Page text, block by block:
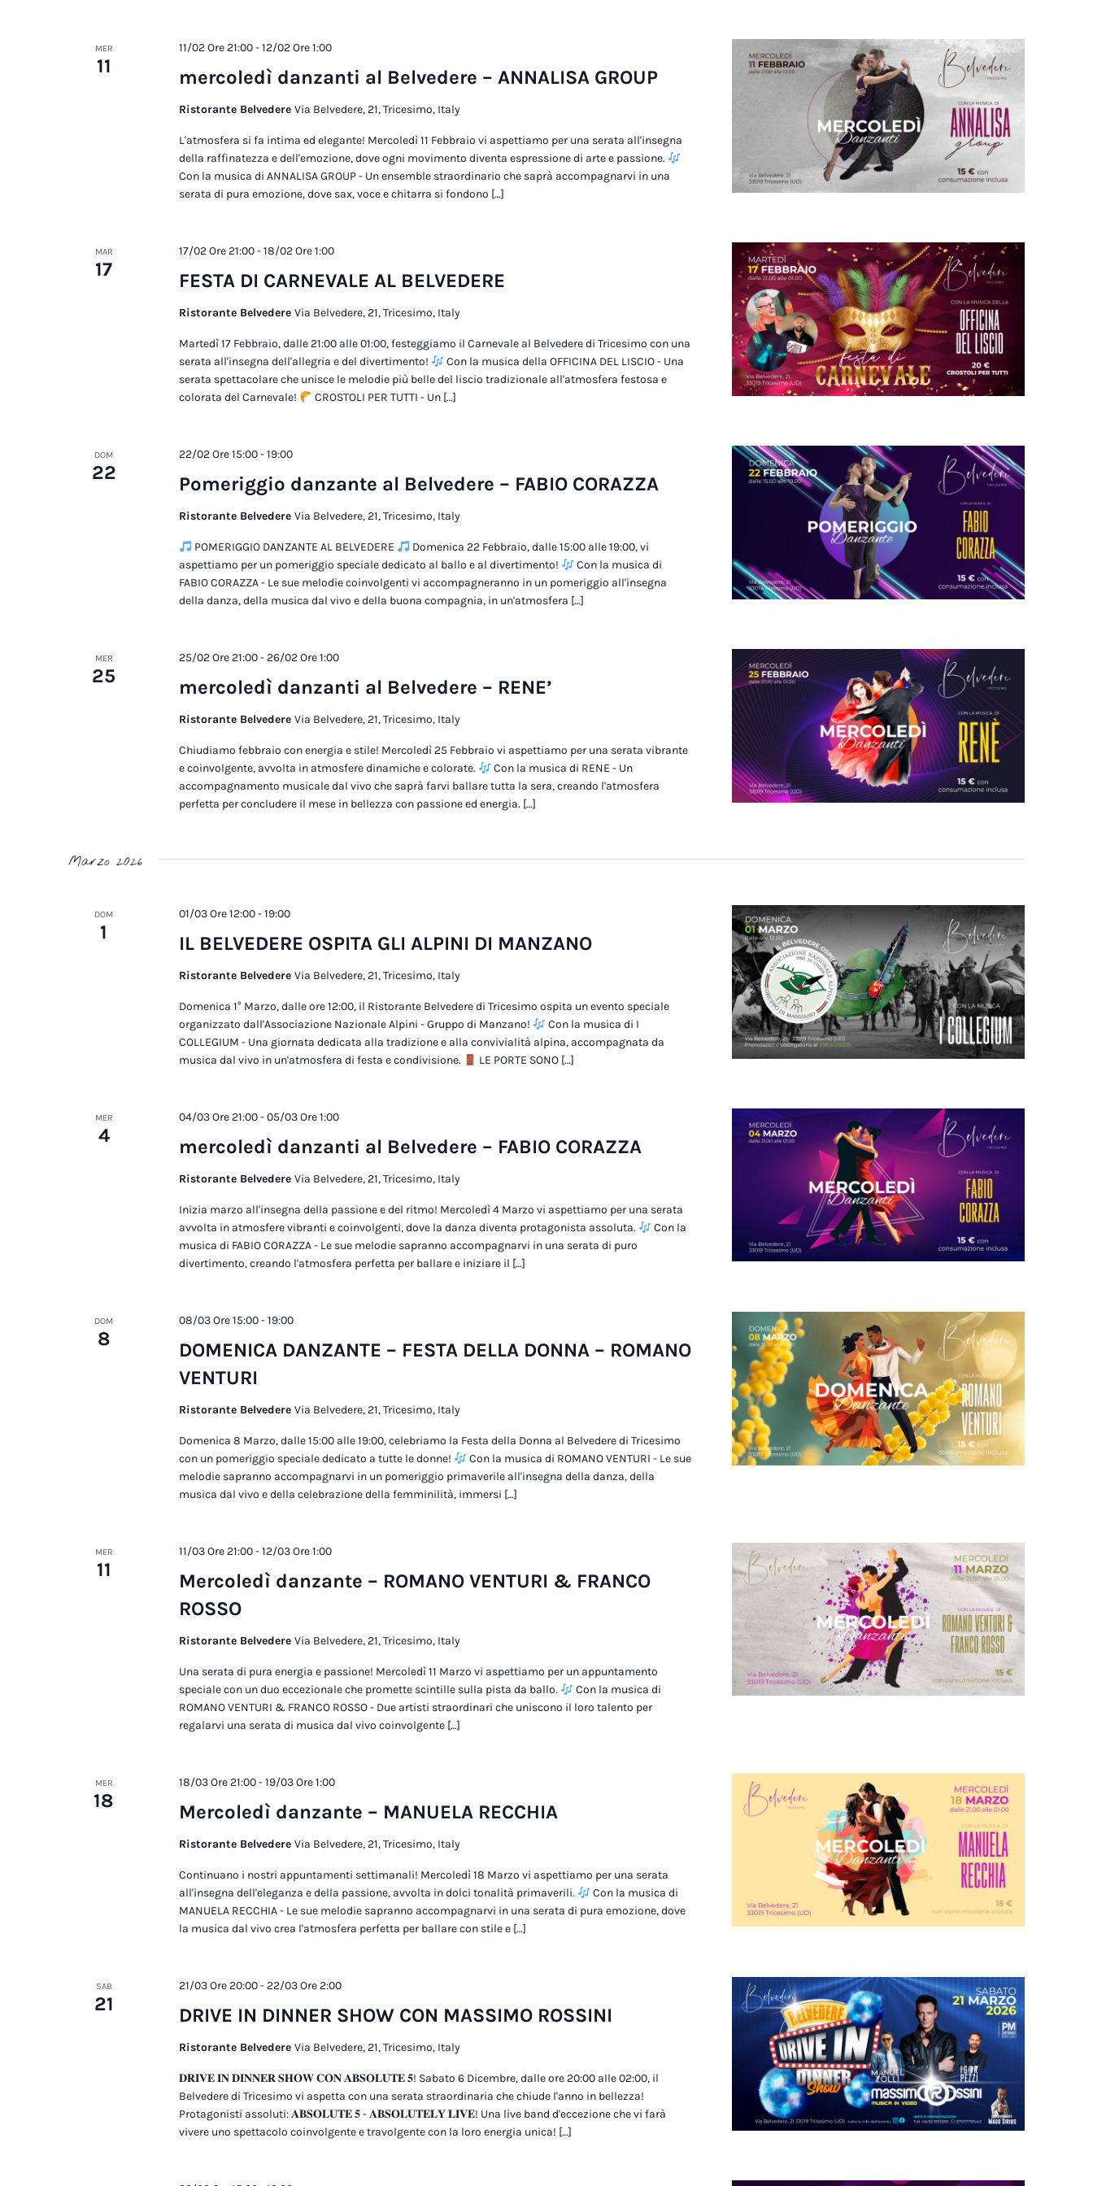
MER
11 mercoledì danzanti al Belvedere – ANNALISA GROUP
11/02 Ore 21:00-12/02 Ore 1:00
Ristorante Belvedere Via Belvedere, 21, Tricesimo, Italy
L'atmosfera si fa intima ed elegante! Mercoledì 11 Febbraio vi aspettiamo per una serata all'insegna
della raffinatezza e dell'emozione, dove ogni movimento diventa espressione di arte e passione.
Con la musica di ANNALISA GROUP - Un ensemble straordinario che saprà accompagnarvi in una
serata di pura emozione, dove sax, voce e chitarra si fondono […]
MAR
17 FESTA DI CARNEVALE AL BELVEDERE
17/02 Ore 21:00-18/02 Ore 1:00
Ristorante Belvedere Via Belvedere, 21, Tricesimo, Italy
Martedì 17 Febbraio, dalle 21:00 alle 01:00, festeggiamo il Carnevale al Belvedere di Tricesimo con una
serata all'insegna dell'allegria e del divertimento!
Con la musica della OFFICINA DEL LISCIO - Una
serata spettacolare che unisce le melodie più belle del liscio tradizionale all'atmosfera festosa e
colorata del Carnevale!
CROSTOLI PER TUTTI - Un […]
DOM
22 Pomeriggio danzante al Belvedere – FABIO CORAZZA
22/02 Ore 15:00-19:00
Ristorante Belvedere Via Belvedere, 21, Tricesimo, Italy
POMERIGGIO DANZANTE AL BELVEDERE
Domenica 22 Febbraio, dalle 15:00 alle 19:00, vi
aspettiamo per un pomeriggio speciale dedicato al ballo e al divertimento!
Con la musica di
FABIO CORAZZA - Le sue melodie coinvolgenti vi accompagneranno in un pomeriggio all'insegna
della danza, della musica dal vivo e della buona compagnia, in un'atmosfera […]
MER
25 mercoledì danzanti al Belvedere – RENE’
25/02 Ore 21:00-26/02 Ore 1:00
Ristorante Belvedere Via Belvedere, 21, Tricesimo, Italy
Chiudiamo febbraio con energia e stile! Mercoledì 25 Febbraio vi aspettiamo per una serata vibrante
e coinvolgente, avvolta in atmosfere dinamiche e colorate.
Con la musica di RENE - Un
accompagnamento musicale dal vivo che saprà farvi ballare tutta la sera, creando l'atmosfera
perfetta per concludere il mese in bellezza con passione ed energia. […]
Marzo 2026
DOM
1 IL BELVEDERE OSPITA GLI ALPINI DI MANZANO
01/03 Ore 12:00-19:00
Ristorante Belvedere Via Belvedere, 21, Tricesimo, Italy
Domenica 1° Marzo, dalle ore 12:00, il Ristorante Belvedere di Tricesimo ospita un evento speciale
organizzato dall'Associazione Nazionale Alpini - Gruppo di Manzano!
Con la musica di I
COLLEGIUM - Una giornata dedicata alla tradizione e alla convivialità alpina, accompagnata da
musica dal vivo in un'atmosfera di festa e condivisione.
LE PORTE SONO […]
MER
4 mercoledì danzanti al Belvedere – FABIO CORAZZA
04/03 Ore 21:00-05/03 Ore 1:00
Ristorante Belvedere Via Belvedere, 21, Tricesimo, Italy
Inizia marzo all'insegna della passione e del ritmo! Mercoledì 4 Marzo vi aspettiamo per una serata
avvolta in atmosfere vibranti e coinvolgenti, dove la danza diventa protagonista assoluta.
Con la
musica di FABIO CORAZZA - Le sue melodie sapranno accompagnarvi in una serata di puro
divertimento, creando l'atmosfera perfetta per ballare e iniziare il […]
DOM
8
DOMENICA DANZANTE – FESTA DELLA DONNA – ROMANO
VENTURI
08/03 Ore 15:00-19:00
Ristorante Belvedere Via Belvedere, 21, Tricesimo, Italy
Domenica 8 Marzo, dalle 15:00 alle 19:00, celebriamo la Festa della Donna al Belvedere di Tricesimo
con un pomeriggio speciale dedicato a tutte le donne!
Con la musica di ROMANO VENTURI - Le sue
melodie sapranno accompagnarvi in un pomeriggio primaverile all'insegna della danza, della
musica dal vivo e della celebrazione della femminilità, immersi […]
MER
11
Mercoledì danzante – ROMANO VENTURI & FRANCO
ROSSO
11/03 Ore 21:00-12/03 Ore 1:00
Ristorante Belvedere Via Belvedere, 21, Tricesimo, Italy
Una serata di pura energia e passione! Mercoledì 11 Marzo vi aspettiamo per un appuntamento
speciale con un duo eccezionale che promette scintille sulla pista da ballo.
Con la musica di
ROMANO VENTURI & FRANCO ROSSO - Due artisti straordinari che uniscono il loro talento per
regalarvi una serata di musica dal vivo coinvolgente […]
MER
18 Mercoledì danzante – MANUELA RECCHIA
18/03 Ore 21:00-19/03 Ore 1:00
Ristorante Belvedere Via Belvedere, 21, Tricesimo, Italy
Continuano i nostri appuntamenti settimanali! Mercoledì 18 Marzo vi aspettiamo per una serata
all'insegna dell'eleganza e della passione, avvolta in dolci tonalità primaverili.
Con la musica di
MANUELA RECCHIA - Le sue melodie sapranno accompagnarvi in una serata di pura emozione, dove
la musica dal vivo crea l'atmosfera perfetta per ballare con stile e […]
SAB
21 DRIVE IN DINNER SHOW CON MASSIMO ROSSINI
21/03 Ore 20:00-22/03 Ore 2:00
Ristorante Belvedere Via Belvedere, 21, Tricesimo, Italy
𝐃𝐑𝐈𝐕𝐄 𝐈𝐍 𝐃𝐈𝐍𝐍𝐄𝐑 𝐒𝐇𝐎𝐖 𝐂𝐎𝐍 𝐀𝐁𝐒𝐎𝐋𝐔𝐓𝐄 𝟓! Sabato 6 Dicembre, dalle ore 20:00 alle 02:00, il
Belvedere di Tricesimo vi aspetta con una serata straordinaria che chiude l'anno in bellezza!
Protagonisti assoluti: 𝐀𝐁𝐒𝐎𝐋𝐔𝐓𝐄 𝟓 - 𝐀𝐁𝐒𝐎𝐋𝐔𝐓𝐄𝐋𝐘 𝐋𝐈𝐕𝐄! Una live band d'eccezione che vi farà
vivere uno spettacolo coinvolgente e travolgente con la loro energia unica! […]